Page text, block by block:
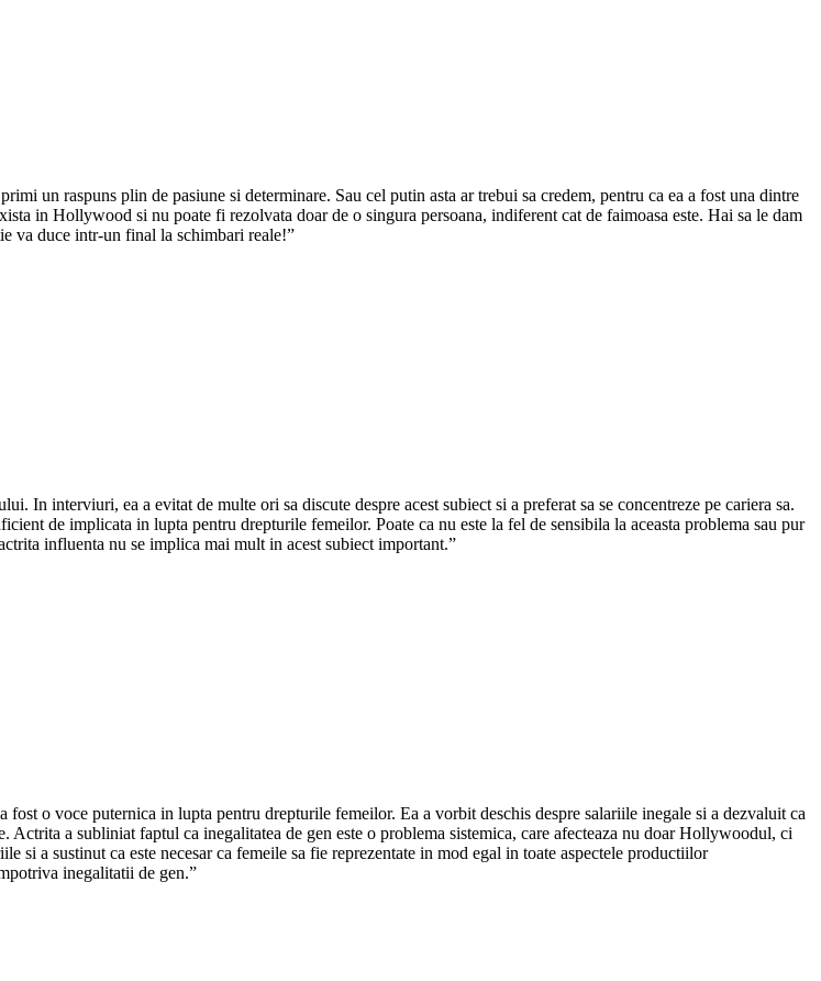
un raspuns plin de pasiune si determinare. Sau cel putin asta ar trebui sa credem, pentru ca ea a fost una dintre
in Hollywood si nu poate fi rezolvata doar de o singura persoana, indiferent cat de faimoasa este. Hai sa le dam
va duce intr-un final la schimbari reale!”
In interviuri, ea a evitat de multe ori sa discute despre acest subiect si a preferat sa se concentreze pe cariera sa.
de implicata in lupta pentru drepturile femeilor. Poate ca nu este la fel de sensibila la aceasta problema sau pur
influenta nu se implica mai mult in acest subiect important.”
o voce puternica in lupta pentru drepturile femeilor. Ea a vorbit deschis despre salariile inegale si a dezvaluit ca
a subliniat faptul ca inegalitatea de gen este o problema sistemica, care afecteaza nu doar Hollywoodul, ci
si a sustinut ca este necesar ca femeile sa fie reprezentate in mod egal in toate aspectele productiilor
inegalitatii de gen.”